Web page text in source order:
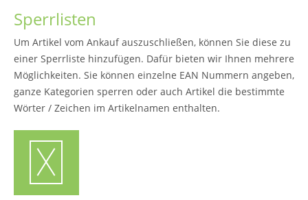
Sperrlisten
Um Artikel vom Ankauf auszuschließen, können Sie diese zu
einer Sperrliste hinzufügen. Dafür bieten wir Ihnen mehrere
Möglichkeiten. Sie können einzelne EAN Nummern angeben,
ganze Kategorien sperren oder auch Artikel die bestimmte
Wörter / Zeichen im Artikelnamen enthalten.